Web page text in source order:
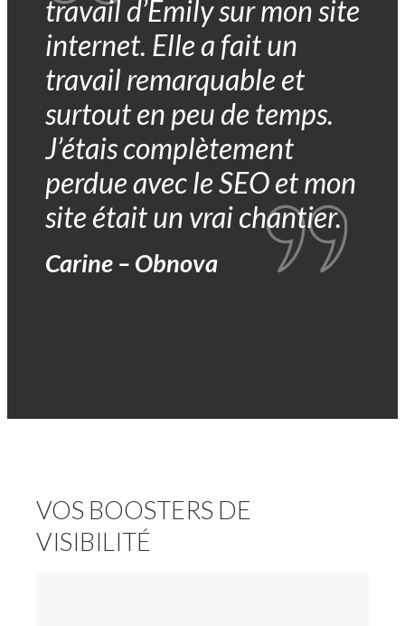
travail d’Emily sur mon site
internet. Elle a fait un
travail remarquable et
surtout en peu de temps.
J’étais complètement
perdue avec le SEO et mon
site était un vrai chantier.
Carine – Obnova
VOS BOOSTERS DE
VISIBILITÉ